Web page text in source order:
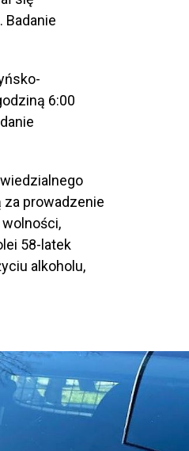
Badanie
6:00
za prowadzenie
58-latek
alkoholu,